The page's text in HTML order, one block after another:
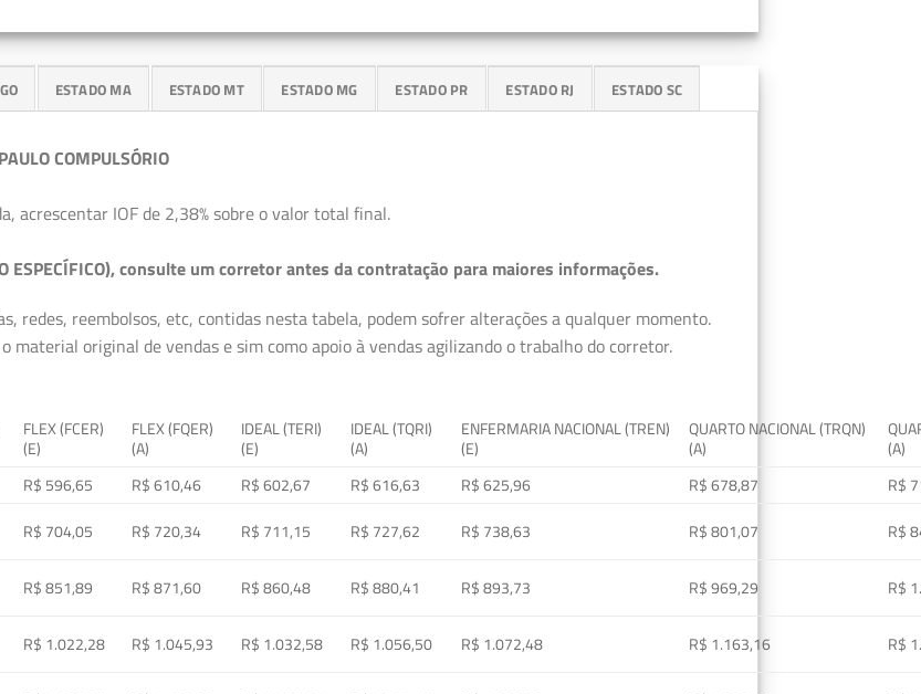
ESTADO MA ESTADO MT ESTADO MG ESTADO PR ESTADO RJ ESTADO SC
COMPULSÓRIO
acrescentar IOF de 2,38% sobre o valor total final.
ESPECÍFICO), consulte um corretor antes da contratação para maiores informações.
redes, reembolsos, etc, contidas nesta tabela, podem sofrer alterações a qualquer momento.
original de vendas e sim como apoio à vendas agilizando o trabalho do corretor.
FLEX (FCER)
(E)
FLEX (FQER)
(A)
IDEAL (TERI)
(E)
IDEAL (TQRI)
(A)
ENFERMARIA NACIONAL (TREN)
(E)
QUARTO NACIONAL (TRQN)
(A)
(A)
R$ 596,65 R$ 610,46 R$ 602,67 R$ 616,63 R$ 625,96 R$ 678,87
R$
R$ 704,05 R$ 720,34 R$ 711,15 R$ 727,62 R$ 738,63 R$ 801,07
R$
R$ 851,89 R$ 871,60 R$ 860,48 R$ 880,41 R$ 893,73 R$ 969,29
R$
R$ 1.022,28 R$ 1.045,93 R$ 1.032,58 R$ 1.056,50 R$ 1.072,48 R$ 1.163,16
R$